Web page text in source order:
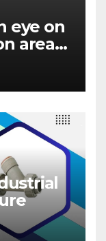
eye on
area